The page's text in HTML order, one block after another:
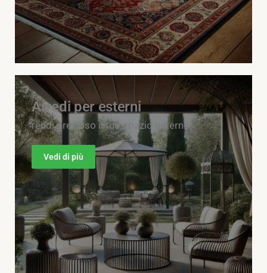
Arredi per esterni
rendi prezioso il tuo spazio esterno
Vedi di più